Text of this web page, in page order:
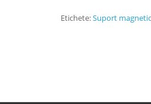
Etichete:Suport